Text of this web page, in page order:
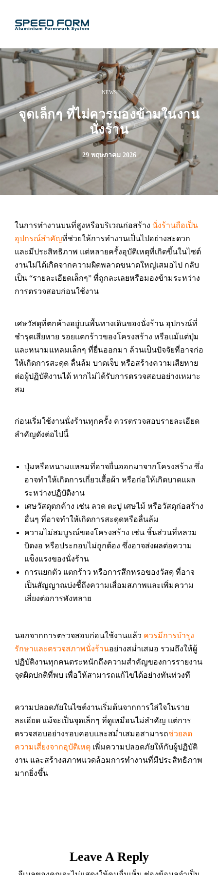
NEWS
จุดเล็กๆ ที่ไม่ควรมองข้ามในงาน
นั่งร้าน
29 พฤษภาคม 2026
ในการทำงานบนที่สูงหรือบริเวณก่อสร้าง นั่งร้านถือเป็น
อุปกรณ์สำคัญที่ช่วยให้การทำงานเป็นไปอย่างสะดวก
และมีประสิทธิภาพ แต่หลายครั้งอุบัติเหตุที่เกิดขึ้นในไซต์
งานไม่ได้เกิดจากความผิดพลาดขนาดใหญ่เสมอไป กลับ
เป็น “รายละเอียดเล็กๆ” ที่ถูกละเลยหรือมองข้ามระหว่าง
การตรวจสอบก่อนใช้งาน
เศษวัสดุที่ตกค้างอยู่บนพื้นทางเดินของนั่งร้าน อุปกรณ์ที่
ชำรุดเสียหาย รอยแตกร้าวของโครงสร้าง หรือแม้แต่ปุ่ม
และหนามแหลมเล็กๆ ที่ยื่นออกมา ล้วนเป็นปัจจัยที่อาจก่อ
ให้เกิดการสะดุด ลื่นล้ม บาดเจ็บ หรือสร้างความเสียหาย
ต่อผู้ปฏิบัติงานได้ หากไม่ได้รับการตรวจสอบอย่างเหมาะ
สม
ก่อนเริ่มใช้งานนั่งร้านทุกครั้ง ควรตรวจสอบรายละเอียด
สำคัญดังต่อไปนี้
ปุ่มหรือหนามแหลมที่อาจยื่นออกมาจากโครงสร้าง ซึ่ง
อาจทำให้เกิดการเกี่ยวเสื้อผ้า หรือก่อให้เกิดบาดแผล
ระหว่างปฏิบัติงาน
เศษวัสดุตกค้าง เช่น ลวด ตะปู เศษไม้ หรือวัสดุก่อสร้าง
อื่นๆ ที่อาจทำให้เกิดการสะดุดหรือลื่นล้ม
ความไม่สมบูรณ์ของโครงสร้าง เช่น ชิ้นส่วนที่หลวม
บิดงอ หรือประกอบไม่ถูกต้อง ซึ่งอาจส่งผลต่อความ
แข็งแรงของนั่งร้าน
การแยกตัว แตกร้าว หรือการสึกหรอของวัสดุ ที่อาจ
เป็นสัญญาณบ่งชี้ถึงความเสื่อมสภาพและเพิ่มความ
เสี่ยงต่อการพังทลาย
นอกจากการตรวจสอบก่อนใช้งานแล้ว ควรมีการบำรุง
รักษาและตรวจสภาพนั่งร้านอย่างสม่ำเสมอ รวมถึงให้ผู้
ปฏิบัติงานทุกคนตระหนักถึงความสำคัญของการรายงาน
จุดผิดปกติที่พบ เพื่อให้สามารถแก้ไขได้อย่างทันท่วงที
ความปลอดภัยในไซต์งานเริ่มต้นจากการใส่ใจในราย
ละเอียด แม้จะเป็นจุดเล็กๆ ที่ดูเหมือนไม่สำคัญ แต่การ
ตรวจสอบอย่างรอบคอบและสม่ำเสมอสามารถช่วยลด
ความเสี่ยงจากอุบัติเหตุ เพิ่มความปลอดภัยให้กับผู้ปฏิบัติ
งาน และสร้างสภาพแวดล้อมการทำงานที่มีประสิทธิภาพ
มากยิ่งขึ้น
Leave A Reply